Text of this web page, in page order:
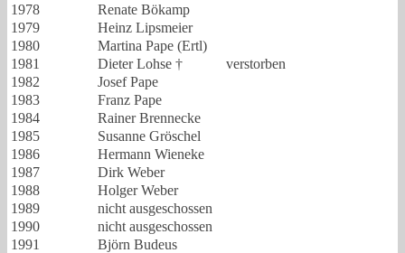
1978
Renate Bökamp
1979
Heinz Lipsmeier
1980
Martina Pape (Ertl)
1981
Dieter Lohse †
verstorben
1982
Josef Pape
1983
Franz Pape
1984
Rainer Brennecke
1985
Susanne Gröschel
1986
Hermann Wieneke
1987
Dirk Weber
1988
Holger Weber
1989
nicht ausgeschossen
1990
nicht ausgeschossen
1991
Björn Budeus